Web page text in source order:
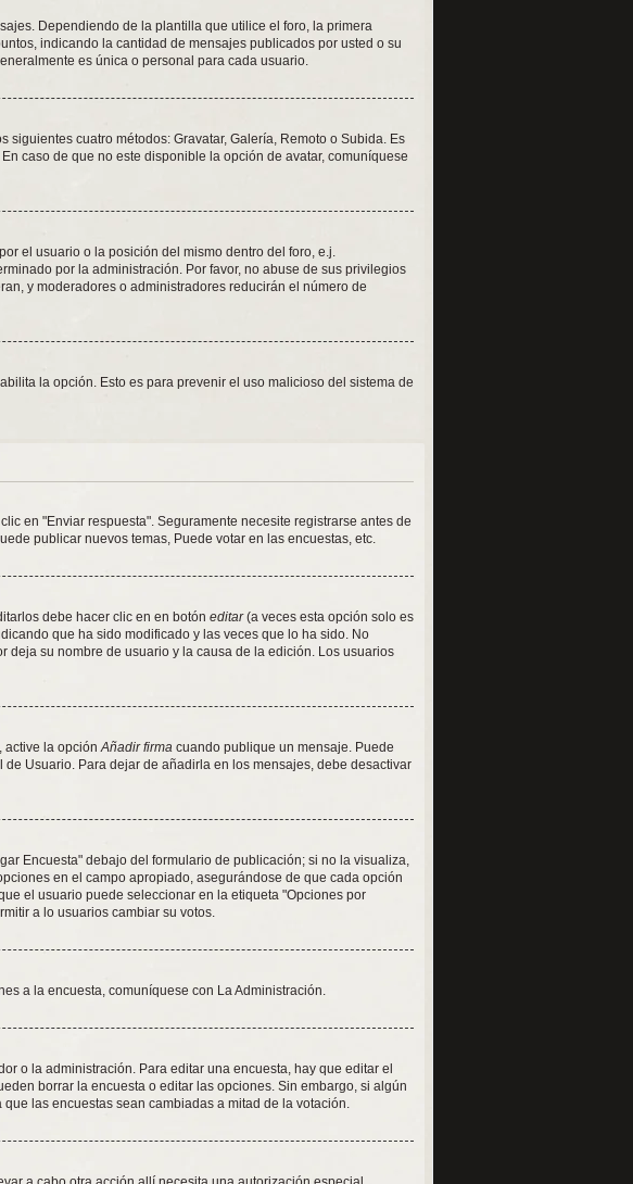
Dependiendo de la plantilla que utilice el foro, la primera
indicando la cantidad de mensajes publicados por usted o su
es única o personal para cada usuario.
cuatro métodos: Gravatar, Galería, Remoto o Subida. Es
caso de que no este disponible la opción de avatar, comuníquese
el usuario o la posición del mismo dentro del foro, e.j.
por la administración. Por favor, no abuse de sus privilegios
y moderadores o administradores reducirán el número de
la opción. Esto es para prevenir el uso malicioso del sistema de
en "Enviar respuesta". Seguramente necesite registrarse antes de
publicar nuevos temas, Puede votar en las encuestas, etc.
debe hacer clic en en botón editar(a veces esta opción solo es
que ha sido modificado y las veces que lo ha sido. No
su nombre de usuario y la causa de la edición. Los usuarios
active la opciónAñadir firma cuando publique un mensaje. Puede
Usuario. Para dejar de añadirla en los mensajes, debe desactivar
Encuesta" debajo del formulario de publicación; si no la visualiza,
en el campo apropiado, asegurándose de que cada opción
el usuario puede seleccionar en la etiqueta "Opciones por
a lo usuarios cambiar su votos.
a la encuesta, comuníquese con La Administración.
o la administración. Para editar una encuesta, hay que editar el
borrar la encuesta o editar las opciones. Sin embargo, si algún
las encuestas sean cambiadas a mitad de la votación.